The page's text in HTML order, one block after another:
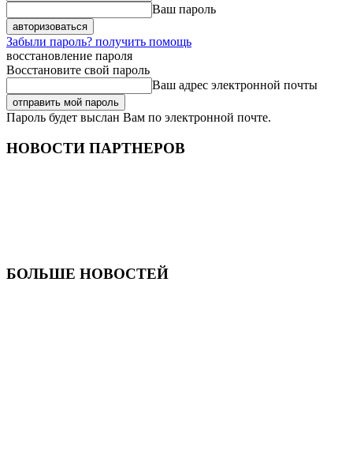
Ваш пароль
Забыли пароль? получить помощь
восстановление пароля
Восстановите свой пароль
Ваш адрес электронной почты
Пароль будет выслан Вам по электронной почте.
НОВОСТИ ПАРТНЕРОВ
БОЛЬШЕ НОВОСТЕЙ